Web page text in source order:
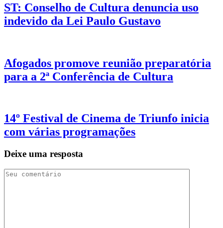
ST: Conselho de Cultura denuncia uso
indevido da Lei Paulo Gustavo
Afogados promove reunião preparatória
para a 2ª Conferência de Cultura
14º Festival de Cinema de Triunfo inicia
com várias programações
Deixe uma resposta